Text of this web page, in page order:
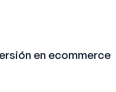
en ecommerce